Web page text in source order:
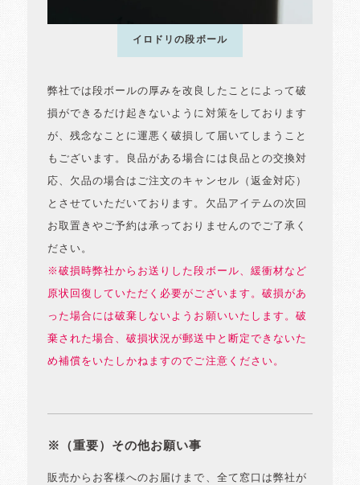
イロドリの段ボール
弊社では段ボールの厚みを改良したことによって破
損ができるだけ起きないように対策をしております
が、残念なことに運悪く破損して届いてしまうこと
もございます。良品がある場合には良品との交換対
応、欠品の場合はご注文のキャンセル（返金対応）
とさせていただいております。欠品アイテムの次回
お取置きやご予約は承っておりませんのでご了承く
ださい。
※破損時弊社からお送りした段ボール、緩衝材など
原状回復していただく必要がございます。破損があ
った場合には破棄しないようお願いいたします。破
棄された場合、破損状況が郵送中と断定できないた
め補償をいたしかねますのでご注意ください。
※（重要）その他お願い事
販売からお客様へのお届けまで、全て窓口は弊社が